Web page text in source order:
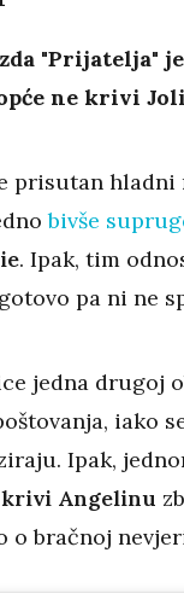
"Prijatelja"
ne krivi
prisutan
bivše
. Ipak, tim
pa ni ne
jedna drugoj
iako
Ipak,
Angelinu
o bračnoj